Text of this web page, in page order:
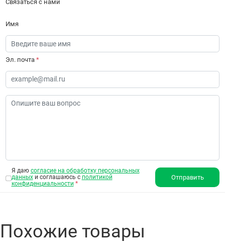
Связаться с нами
Имя
Эл. почта *
Я даю согласие на обработку персональных
данныхи соглашаюсь с политикой
конфиденциальности *
Отправить
Похожие товары